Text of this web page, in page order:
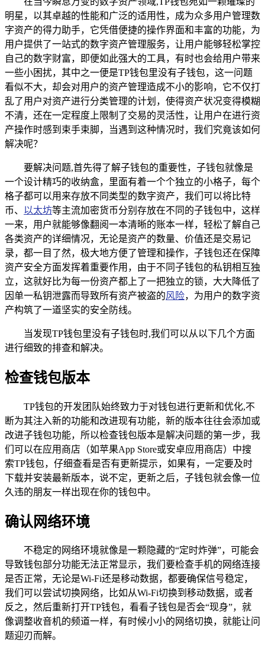
明星，以其卓越的性能和广泛的适用性，成为众多用户管理数
字资产的得力助手，它凭借便捷的操作界面和丰富的功能，为
用户提供了一站式的数字资产管理服务，让用户能够轻松掌控
自己的数字财富，即便如此强大的工具，有时也会给用户带来
一些小困扰，其中之一便是TP钱包里没有子钱包，这一问题
看似不大，却会对用户的资产管理造成不小的影响，它不仅打
乱了用户对资产进行分类管理的计划，使得资产状况变得模糊
不清，还在一定程度上限制了交易的灵活性，让用户在进行资
产操作时感到束手束脚，当遇到这种情况时，我们究竟该如何
解决呢？
要解决问题,首先得了解子钱包的重要性，子钱包就像是
一个设计精巧的收纳盒，里面有着一个个独立的小格子，每个
格子都可以用来存放不同类型的数字资产，我们可以将比特
币、 以太坊等主流加密货币分别存放在不同的子钱包中，这样
一来，用户就能够像翻阅一本清晰的账本一样，轻松了解自己
各类资产的详细情况，无论是资产的数量、价值还是交易记
录，都一目了然，极大地方便了管理和操作，子钱包还在保障
资产安全方面发挥着重要作用，由于不同子钱包的私钥相互独
立，这就好比为每一份资产都上了一把独立的锁，大大降低了
因单一私钥泄露而导致所有资产被盗的风险，为用户的数字资
产构筑了一道坚实的安全防线。
当发现TP钱包里没有子钱包时,我们可以从以下几个方面
进行细致的排查和解决。
检查钱包版本
TP钱包的开发团队始终致力于对钱包进行更新和优化,不
断为其注入新的功能和改进现有功能，新的版本往往会添加或
改进子钱包功能，所以检查钱包版本是解决问题的第一步，我
们可以在应用商店（如苹果App Store或安卓应用商店）中搜
索TP钱包，仔细查看是否有更新提示，如果有，一定要及时
下载并安装最新版本，说不定，更新之后，子钱包就会像一位
久违的朋友一样出现在你的钱包中。
确认网络环境
不稳定的网络环境就像是一颗隐藏的“定时炸弹”，可能会
导致钱包部分功能无法正常显示，我们要检查手机的网络连接
是否正常，无论是Wi-Fi还是移动数据，都要确保信号稳定，
我们可以尝试切换网络，比如从Wi-Fi切换到移动数据，或者
反之，然后重新打开TP钱包，看看子钱包是否会“现身”，就
像调整收音机的频道一样，有时候小小的网络切换，就能让问
题迎刃而解。